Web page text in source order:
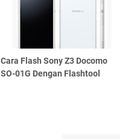
Cara Flash Sony Z3 Docomo
SO-01G Dengan Flashtool